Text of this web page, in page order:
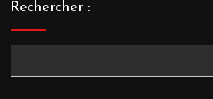
Rechercher :